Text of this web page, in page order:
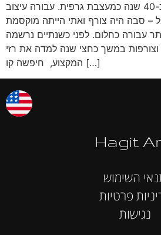
פיסול, ציור, עיסת נייר, וכ-40 שנה כמעצבת גרפית. עבורה עיצוב
– סבה היה צורף ואתי הייתה מוקסמת
עבורה כחלום. לפני כשנתיים נרשמה
וצורפות במשך כחצי שנה למדה את רזי
המקצוע, חיפשה קו […]
Hagit
השימוש
פרטיות
נגישות